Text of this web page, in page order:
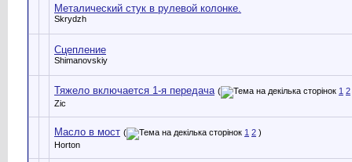
Металический стук в рулевой колонке.
Skrydzh
Сцепление
Shimanovskiy
Тяжело включается 1-я передача ( 1 2
Zic
Масло в мост ( 1 2 )
Horton